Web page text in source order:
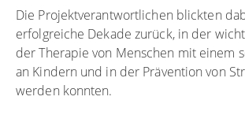
Die Projektverantwortlichen blickten
erfolgreiche Dekade zurück, in der
der Therapie von Menschen mit einem
an Kindern und in der Prävention von
werden konnten.